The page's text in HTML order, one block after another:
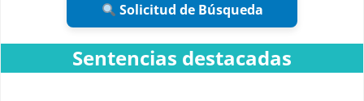
Solicitud de Búsqueda
Sentencias destacadas